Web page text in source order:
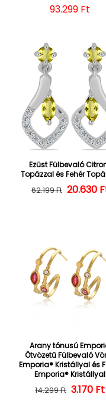
Normál ár
93.299 Ft
Ezüst Fülbevaló
Topázzal és Fehér
Normál
62.199 Ft 20.630
Arany tónusú
Ötvözetű Fülbevaló
Emporia® Kristállyal és
Emporia® Kristállyal
Normál
14.299 Ft 3.170 Ft